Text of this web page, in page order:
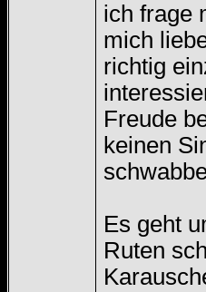
ich frage
mich
richtig
Freude
keinen
Es geht
Ruten